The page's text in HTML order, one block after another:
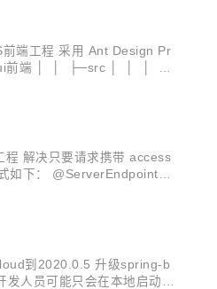
端工程 采用 Ant Design Pr
前端 │ │ ├─src │ │ │ ├
解决只要请求携带 access
如下： @ServerEndpoint(v
到2020.0.5 升级spring-b
人员可能只会在本地启动自